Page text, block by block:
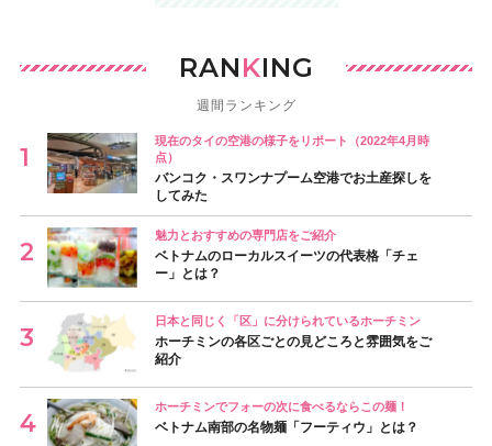
RANKING
週間ランキング
現在のタイの空港の様子をリポート（2022年4月時
点）
バンコク・スワンナプーム空港でお土産探しを
してみた
魅力とおすすめの専門店をご紹介
ベトナムのローカルスイーツの代表格「チェ
ー」とは？
日本と同じく「区」に分けられているホーチミン
ホーチミンの各区ごとの見どころと雰囲気をご
紹介
ホーチミンでフォーの次に食べるならこの麺！
ベトナム南部の名物麺「フーティウ」とは？